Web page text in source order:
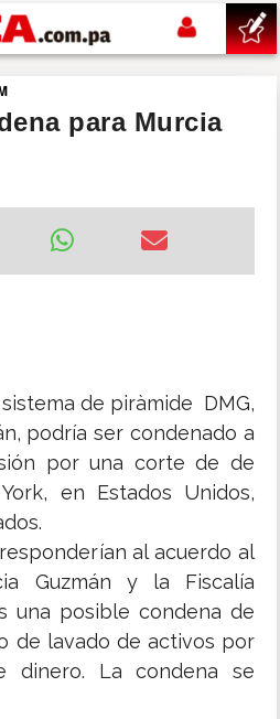
para Murcia
de piràmide DMG,
podría ser condenado a
por una corte de de
en Estados Unidos,
al acuerdo al
Guzmán y la Fiscalía
una posible condena de
de lavado de activos por
dinero. La condena se